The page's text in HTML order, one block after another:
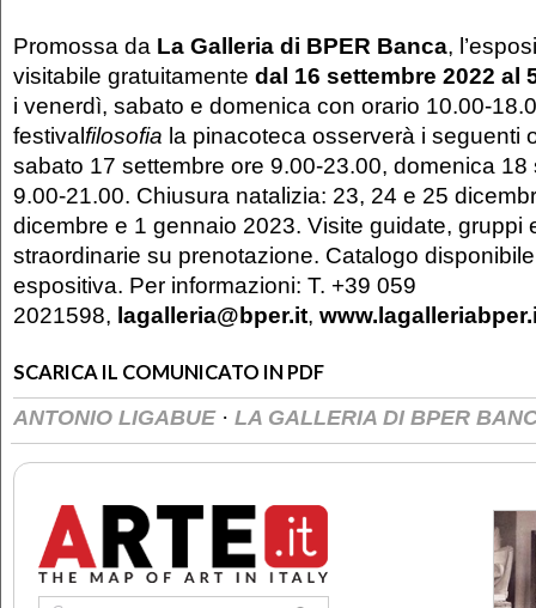
Promossa da La Galleria di BPER Banca,
visitabile gratuitamente dal 16 settembre 2022 al
i venerdì, sabato e domenica con orario 10.00-
festivalfilosofia la pinacoteca osserverà i seguenti
sabato 17 settembre ore 9.00-23.00, domenica 18
9.00-21.00. Chiusura natalizia: 23, 24 e 25
dicembre e 1 gennaio 2023. Visite guidate, gruppi
straordinarie su prenotazione. Catalogo
espositiva. Per informazioni: T. +39 059
2021598, lagalleria@bper.it,
SCARICA IL COMUNICATO IN PDF
ANTONIO LIGABUE · LA GALLERIA DI BPER